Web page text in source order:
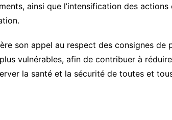
ainsi que l’intensification des
son appel au respect des consignes
vulnérables, afin de contribuer à
la santé et la sécurité de toutes et